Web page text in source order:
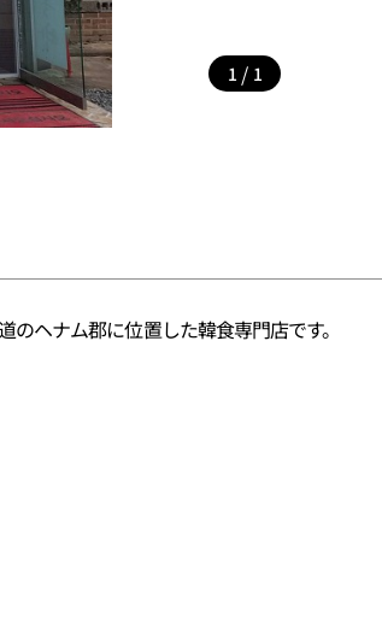
1 / 1
ヘナム郡に位置した韓食専門店です。